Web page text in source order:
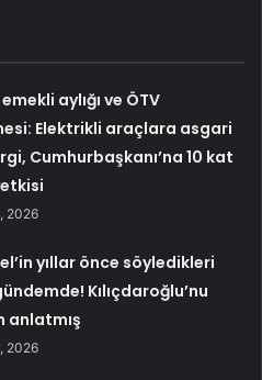
aylığı ve ÖTV
Elektrikli araçlara asgari
Cumhurbaşkanı’na 10 kat
2026
yıllar önce söyledikleri
Kılıçdaroğlu’nu
anlatmış
2026